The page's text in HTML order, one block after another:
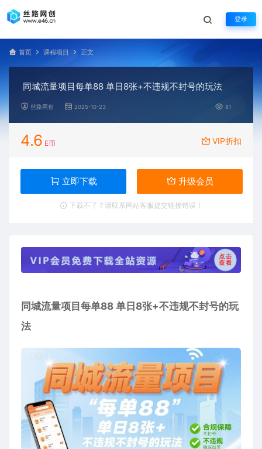
登录
首页 课程项目 正文
同城流量项目每单88 单日8张+不违规不封号的玩法
丝路网创 2025-10-23 81
4.6 E币 VIP折扣
立即下载 升级会员
下载不了？请联系网站客服提交链接错误！
同城流量项目每单88 单日8张+不违规不封号的玩
法